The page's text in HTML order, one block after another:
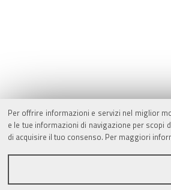
Per offrire informazioni e servizi nel miglior
e le tue informazioni di navigazione per
di acquisire il tuo consenso. Per maggiori